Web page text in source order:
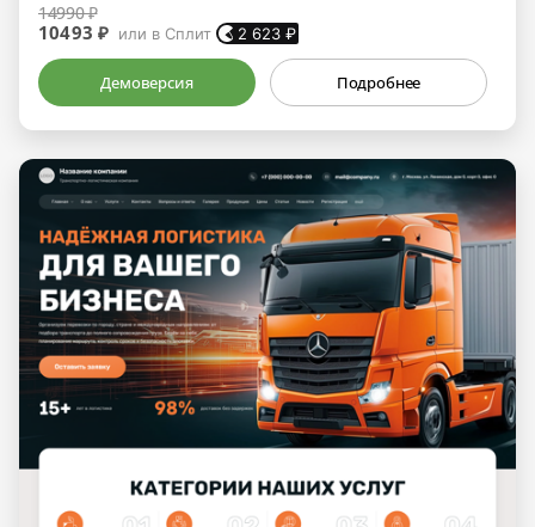
14990 ₽
10493 ₽ или в Сплит 2 623 ₽
Демоверсия Подробнее